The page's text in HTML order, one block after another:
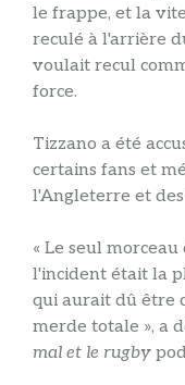
le frappe, et la
reculé à l'arrière
voulait recul
force.
Tizzano a été
certains fans et
l'Angleterre et des
« Le seul
l'incident était la
qui aurait dû être
merde totale », a
mal et le rugby